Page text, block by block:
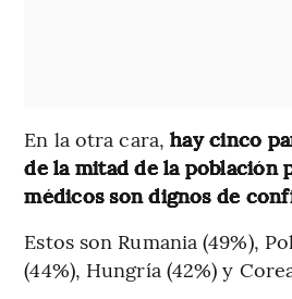
En la otra cara, hay cinco
de la mitad de la población
médicos son dignos de
Estos son Rumania (49%),
(44%), Hungría (42%) y